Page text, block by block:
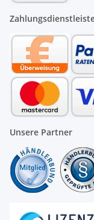
Unsere Partner